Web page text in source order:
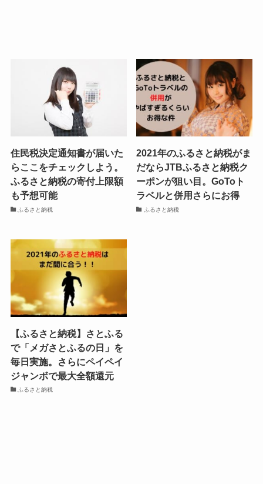
住民税決定通知書が届いた
らここをチェックしよう。
ふるさと納税の寄付上限額
も予想可能
ふるさと納税
2021年のふるさと納税がま
だならJTBふるさと納税ク
ーポンが狙い目。GoToト
ラベルと併用さらにお得
ふるさと納税
【ふるさと納税】さとふる
で「メガさとふるの日」を
毎日実施。さらにペイペイ
ジャンボで最大全額還元
ふるさと納税